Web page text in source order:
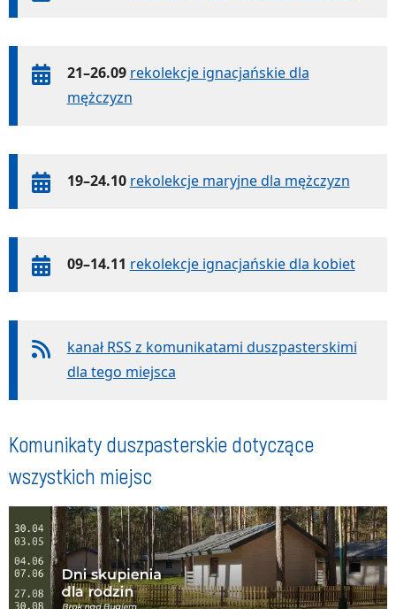
21–26.09 rekolekcje ignacjańskie dla
mężczyzn
19–24.10 rekolekcje maryjne dla mężczyzn
09–14.11 rekolekcje ignacjańskie dla kobiet
kanał RSS z komunikatami duszpasterskimi
dla tego miejsca
Komunikaty duszpasterskie dotyczące
wszystkich miejsc